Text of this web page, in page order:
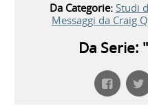
Da Categorie: Studi
Messaggi da Craig
Da Serie: "